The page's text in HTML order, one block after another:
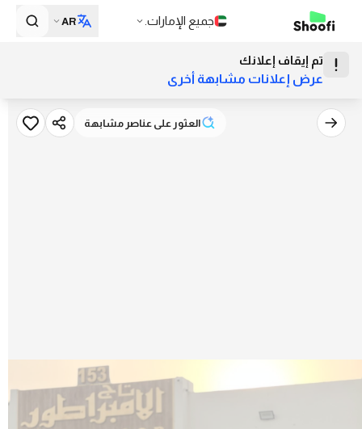
جميع الإمارات. AR
تم إيقاف إعلانك
عرض إعلانات مشابهة أخرى
العثور على عناصر مشابهةالعثور على عناصر مشابهة